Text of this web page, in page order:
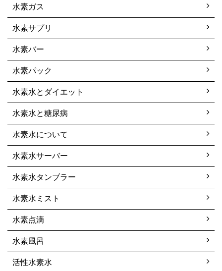
水素ガス
水素サプリ
水素バー
水素パック
水素水とダイエット
水素水と糖尿病
水素水について
水素水サーバー
水素水タンブラー
水素水ミスト
水素点滴
水素風呂
活性水素水